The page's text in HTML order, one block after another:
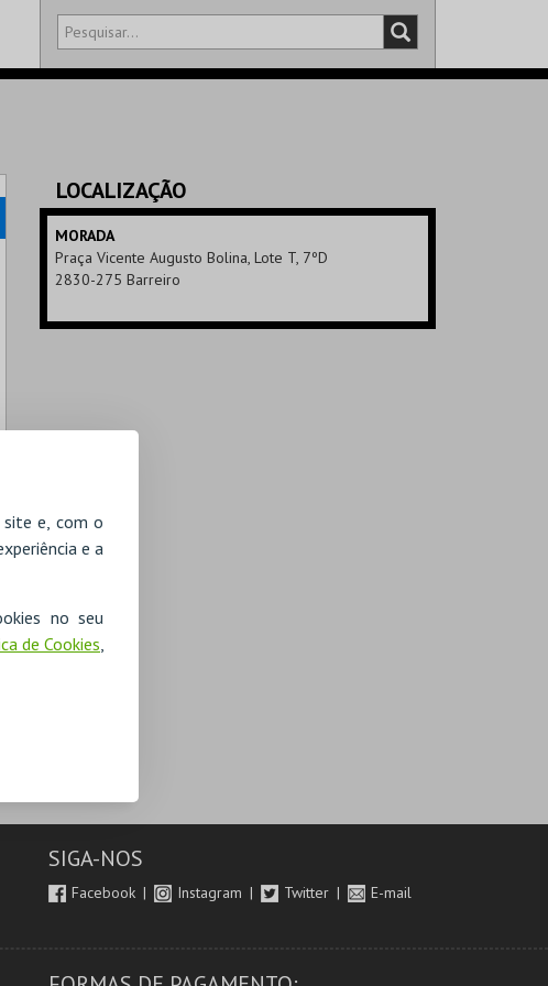
e, com o
e a
no seu
de Cookies
LOCALIZAÇÃO
MORADA
Praça Vicente Augusto Bolina, Lote T, 7ºD
2830-275 Barreiro
SIGA-NOS
Facebook Instagram Twitter E-mail